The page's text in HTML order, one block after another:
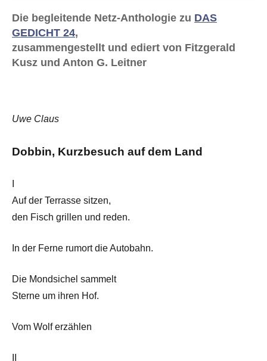
Die begleitende Netz-Anthologie zu DAS
GEDICHT 24,
zusammengestellt und ediert von Fitzgerald
Kusz und Anton G. Leitner
Uwe Claus
Dobbin, Kurzbesuch auf dem Land
Auf der Terrasse sitzen,
den Fisch grillen und reden.
In der Ferne rumort die Autobahn.
Die Mondsichel sammelt
Sterne um ihren Hof.
Vom Wolf erzählen